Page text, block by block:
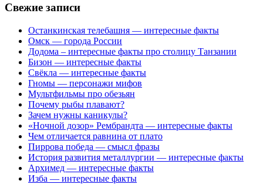
Свежие записи
Останкинская телебашня — интересные факты
Омск — города России
Додома – интересные факты про столицу Танзании
Бизон — интересные факты
Свёкла — интересные факты
Гномы — персонажи мифов
Мультфильмы про обезьян
Почему рыбы плавают?
Зачем нужны каникулы?
«Ночной дозор» Рембрандта — интересные факты
Чем отличается равнина от плато
Пиррова победа — смысл фразы
История развития металлургии — интересные факты
Архимед — интересные факты
Изба — интересные факты